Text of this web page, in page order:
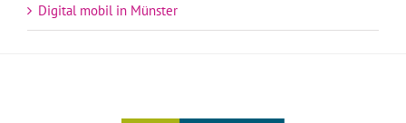
Digital mobil in Münster